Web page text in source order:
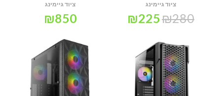
ציוד גיימינג
₪280
₪225
ציוד גיימינג
₪850